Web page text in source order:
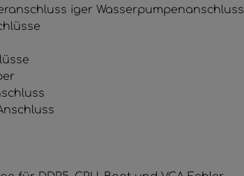
iger Wasserpumpenanschluss